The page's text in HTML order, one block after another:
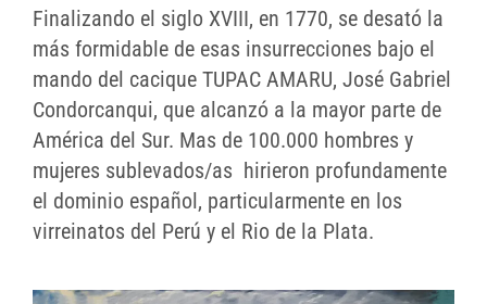
Finalizando el siglo XVIII, en 1770, se desató la
más formidable de esas insurrecciones bajo el
mando del cacique TUPAC AMARU, José Gabriel
Condorcanqui, que alcanzó a la mayor parte de
América del Sur. Mas de 100.000 hombres y
mujeres sublevados/as hirieron profundamente
el dominio español, particularmente en los
virreinatos del Perú y el Rio de la Plata.